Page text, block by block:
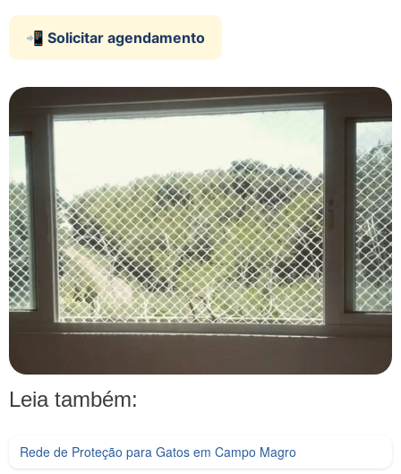
📲 Solicitar agendamento
Leia também:
Rede de Proteção para Gatos em Campo Magro